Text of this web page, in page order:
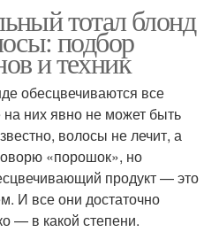
тотал блонд
подбор
и техник
обесцвечиваются все
них явно не может быть
волосы не лечит, а
«порошок», но
продукт — это
И все они достаточно
— в какой степени.